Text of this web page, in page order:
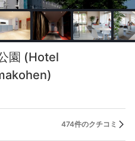
園 (Hotel
474件のクチコミ